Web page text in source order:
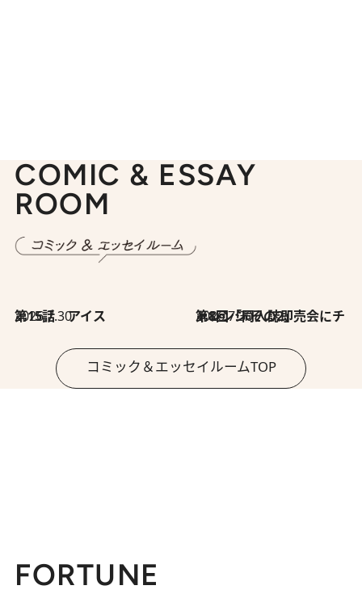
COMIC & ESSAY
ROOM
2026.7.30
第15話 アイス 2026.7.30
第8回「同人誌即売会にチャレンジ その2」
コミック＆エッセイルームTOP
FORTUNE